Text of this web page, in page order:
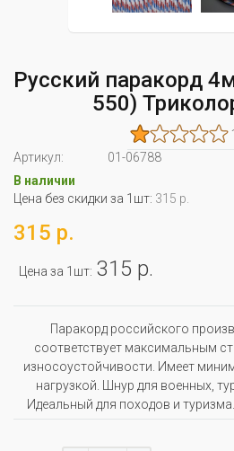
Русский паракорд
550)
Артикул:
01-06788
В наличии
Цена без скидки за 1шт: 315 р.
315 р.
Цена за 1шт: 315 р.
Паракорд российского
соответствует максимальным
износоустойчивости. Имеет
нагрузкой. Шнур для военных,
Идеальный для походов и